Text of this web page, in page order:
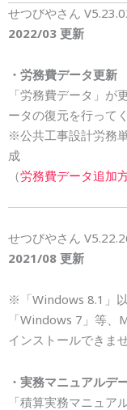
せつびやさん
2022/03 更新
・労務費データ更新
「労務費データ」
ータの復元を行って
※公共工事設計労務
成
（労務費データ追加
せつびやさん
2021/08 更新
※「Windows 8.1」以
「Windows 7」等
インストールできま
・実務マニュアルデ
「積算実務マニュア